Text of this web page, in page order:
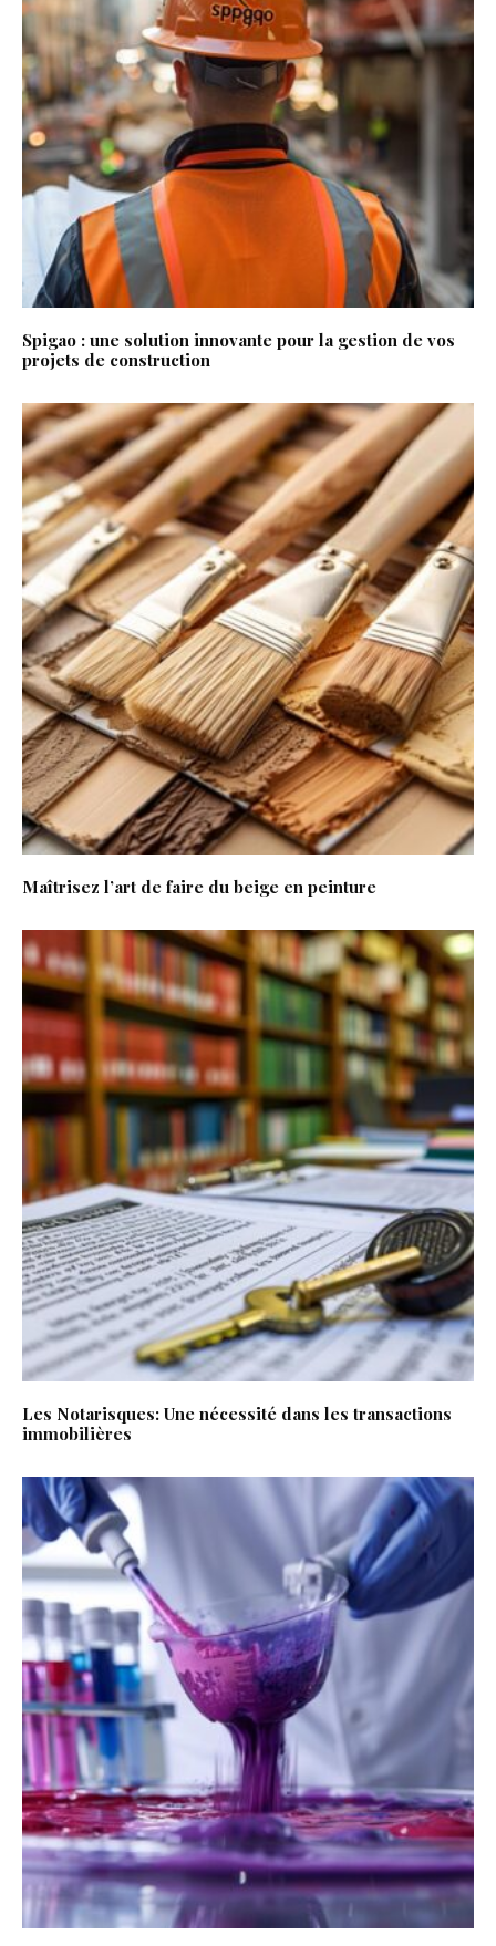
Spigao : une solution innovante pour la gestion de vos
projets de construction
Maîtrisez l’art de faire du beige en peinture
Les Notarisques: Une nécessité dans les transactions
immobilières